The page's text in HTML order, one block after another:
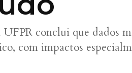
conclui que dados
com impactos